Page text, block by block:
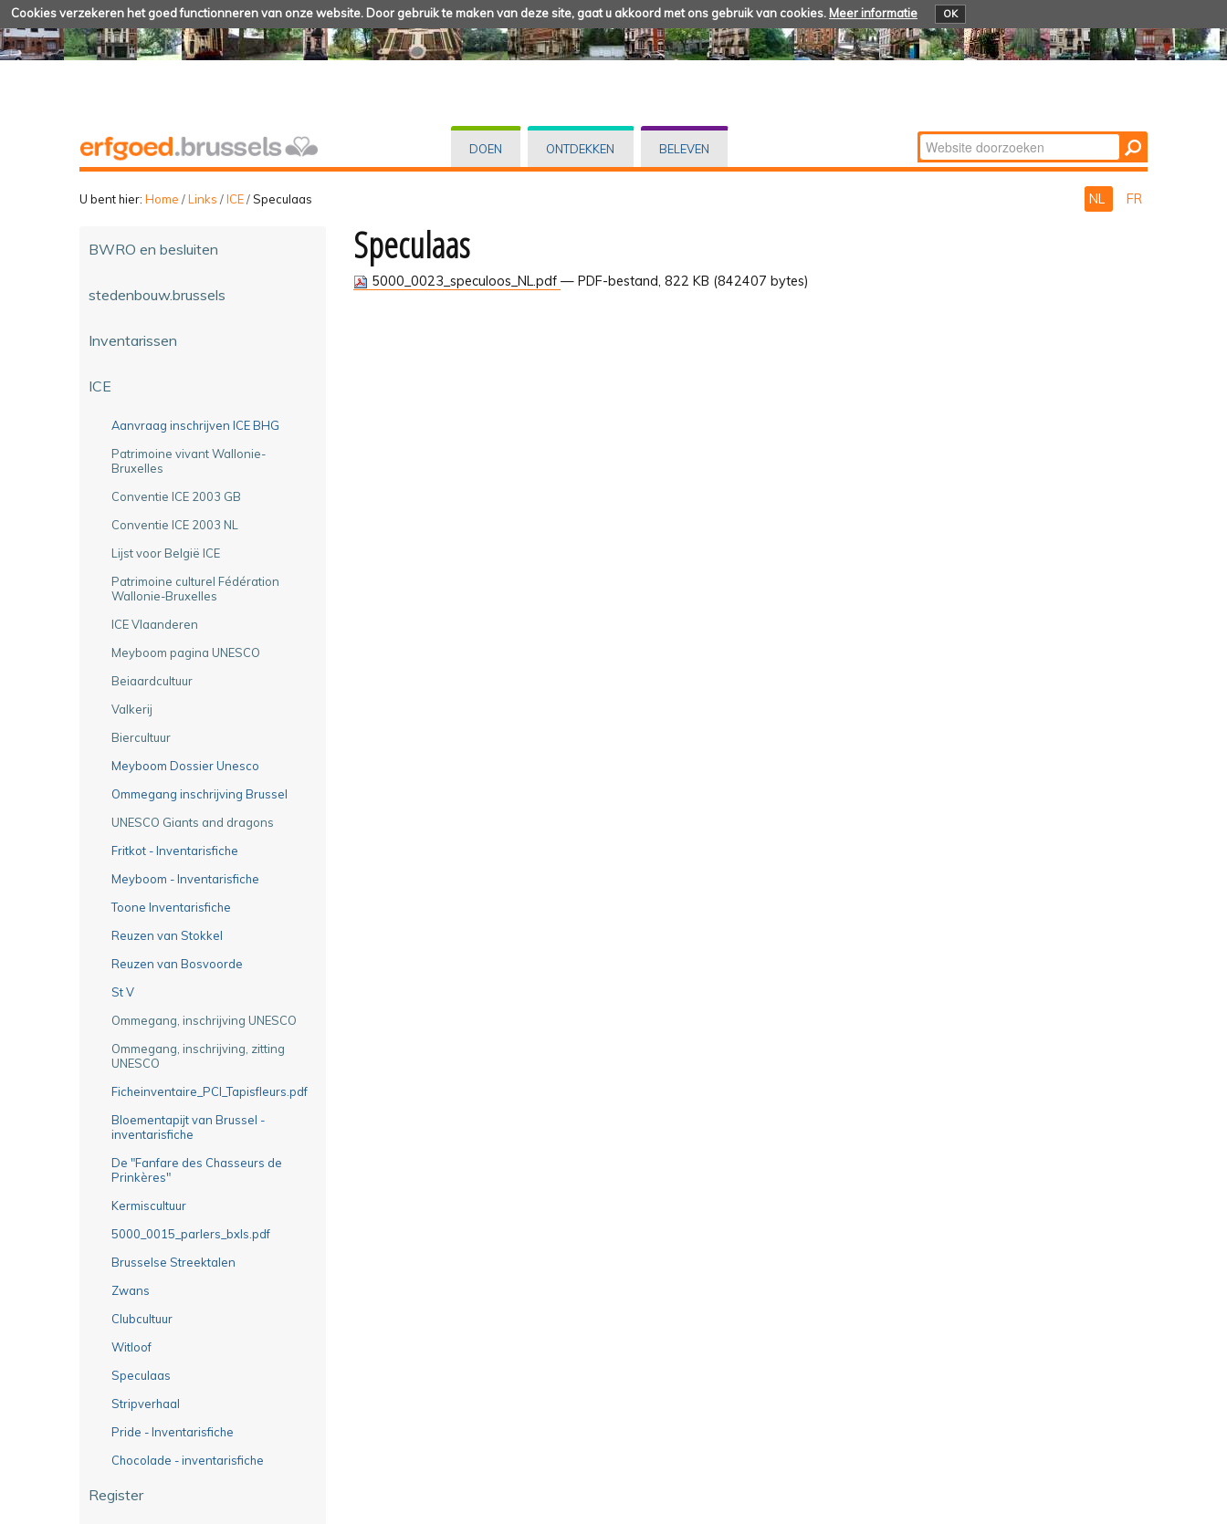
Cookies verzekeren het goed functionneren van onze website. Door gebruik te maken van deze site, gaat u akkoord met ons gebruik van cookies. Meer informatie OK
DOEN ONTDEKKEN BELEVEN Zoek
Geavanceerd
U bent hier: Home /Links /ICE/Speculaas NL FR
BWRO en besluiten
stedenbouw.brussels
Inventarissen
ICE
Aanvraag inschrijven ICE BHG
Patrimoine vivant Wallonie-
Bruxelles
Conventie ICE 2003 GB
Conventie ICE 2003 NL
Lijst voor België ICE
Patrimoine culturel Fédération
Wallonie-Bruxelles
ICE Vlaanderen
Meyboom pagina UNESCO
Beiaardcultuur
Valkerij
Biercultuur
Meyboom Dossier Unesco
Ommegang inschrijving Brussel
UNESCO Giants and dragons
Fritkot - Inventarisfiche
Meyboom - Inventarisfiche
Toone Inventarisfiche
Reuzen van Stokkel
Reuzen van Bosvoorde
St V
Ommegang, inschrijving UNESCO
Ommegang, inschrijving, zitting
UNESCO
Ficheinventaire_PCI_Tapisfleurs.pdf
Bloementapijt van Brussel -
inventarisfiche
De "Fanfare des Chasseurs de
Prinkères"
Kermiscultuur
5000_0015_parlers_bxls.pdf
Brusselse Streektalen
Zwans
Clubcultuur
Witloof
Speculaas
Stripverhaal
Pride - Inventarisfiche
Chocolade - inventarisfiche
Register
Speculaas
5000_0023_speculoos_NL.pdf — PDF-bestand, 822 KB (842407 bytes)